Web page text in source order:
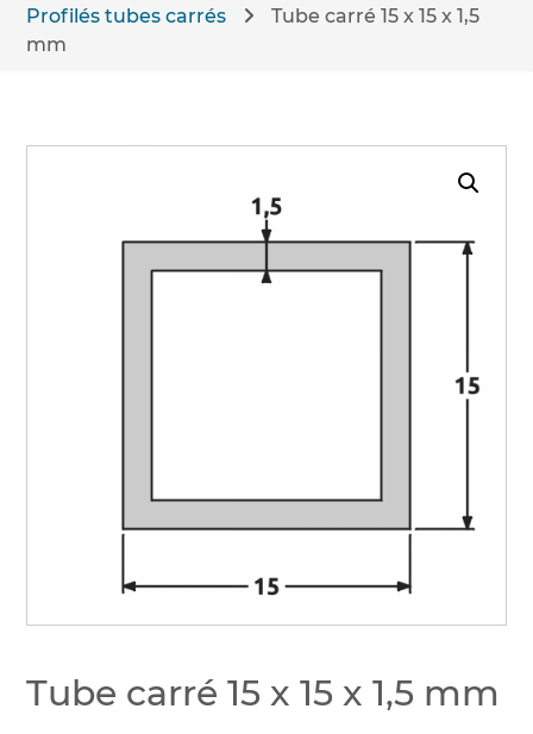
Profilés tubes carrés
Tube carré 15 x 15 x 1,5
mm
Tube carré 15 x 15 x 1,5 mm